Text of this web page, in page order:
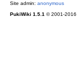
Site admin: anonymous
PukiWiki 1.5.1© 2001-2016